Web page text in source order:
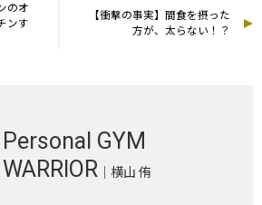
のオ
ンす
【衝撃の事実】間食を摂った
方が、太らない！？
Personal GYM
WARRIOR ｜横山 侑